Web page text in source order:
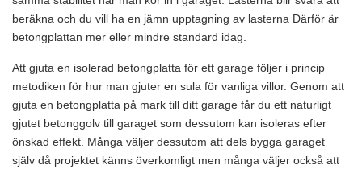
beräkna och du vill ha en jämn upptagning av lasterna Därför är
betongplattan mer eller mindre standard idag.
Att gjuta en isolerad betongplatta för ett garage följer i princip
metodiken för hur man gjuter en sula för vanliga villor. Genom att
gjuta en betongplatta på mark till ditt garage får du ett naturligt
gjutet betonggolv till garaget som dessutom kan isoleras efter
önskad effekt. Många väljer dessutom att dels bygga garaget
själv då projektet känns överkomligt men många väljer också att